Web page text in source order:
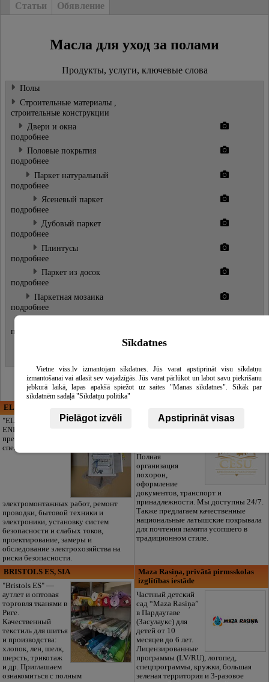
Статьи
Обявление
Mасла для уход за полами
Продукты, услуги, ключевые слова
Полы
Строительные материалы ,
строительные конструкции
Двери и окна
подробнее
Половые покрытия
подробнее
Паркет натуральный
подробнее
Ясеневый паркет
подробнее
Дубовый паркет
подробнее
Плинтусы
подробнее
Паркет из досок
подробнее
Паркетная мозаика
подробнее
подробнее
ELECTRIC ENERGY
"ELECTRIC
ENERGY Kandava"
предлагает полный
спектр
электромонтажных работ, ремонт
проводки, бытовой техники и
электроники, установку систем
безопасности и слабых токов,
проектирование, замеры и
обследование электрохозяйства на
риски безопасности.
PAKALPOJUMI, SIA
Полная
организация
похорон,
оформление
документов, транспорт и
принадлежности. Мы доступны 24/7.
Также предлагаем качественные
национальные латышские покрывала
для почтения памяти усопшего в
традиционном стиле.
BRISTOLS ES, SIA
"Bristols ES" —
аутлет и оптовая
торговля тканями в
Риге.
Качественный
текстиль для шитья
и производства:
хлопок, лен, шелк,
шерсть, трикотаж
и др. Приглашаем
ознакомиться с полным
Maza Rasiņa, privātā pirmsskolas
izglītības iestāde
Частный детский
сад “Maza Rasiņa”
в Пардаугаве
(Засулаукс) для
детей от 10
месяцев до 6 лет.
Лицензированные
программы (LV/RU), логопед,
спецпрограммы, кружки, большая
зеленая территория и 3-разовое
Sīkdatnes
Vietne viss.lv izmantojam sīkdatnes. Jūs varat apstiprināt visu sīkdatņu
izmantošanai vai atlasīt sev vajadzīgās. Jūs varat pārlūkot un labot savu piekrišanu
jebkurā laikā, lapas apakšā spiežot uz saites "Manas sīkdatnes". Sīkāk par
sīkdatnēm sadaļā "Sīkdatņu politika"
Pielāgot izvēli Apstiprināt visas